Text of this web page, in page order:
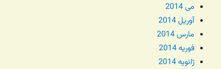
می 2014
آوریل 2014
مارس 2014
فوریه 2014
ژانویه 2014